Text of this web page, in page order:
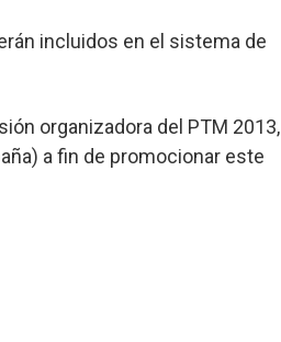
incluidos en el sistema de
organizadora del PTM 2013,
a fin de promocionar este